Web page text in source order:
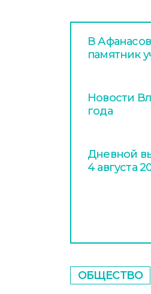
В
памятник
Новости
года
Дневной
4 августа
ОБЩЕСТВО